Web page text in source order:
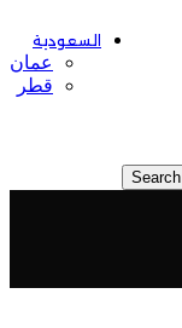
السعودية
عمان
قطر
Search